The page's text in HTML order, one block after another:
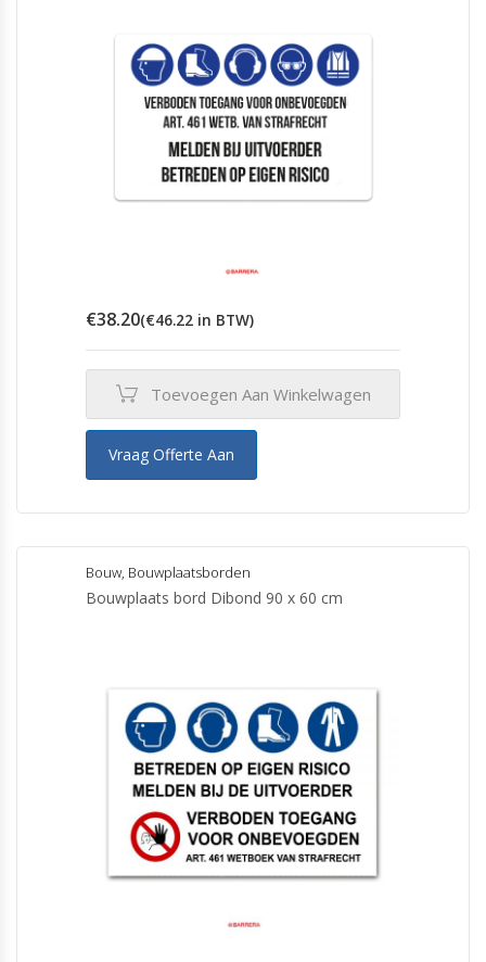
€38.20(€46.22 in BTW)
Toevoegen Aan Winkelwagen
Vraag Offerte Aan
Bouw, Bouwplaatsborden
Bouwplaats bord Dibond 90 x 60 cm